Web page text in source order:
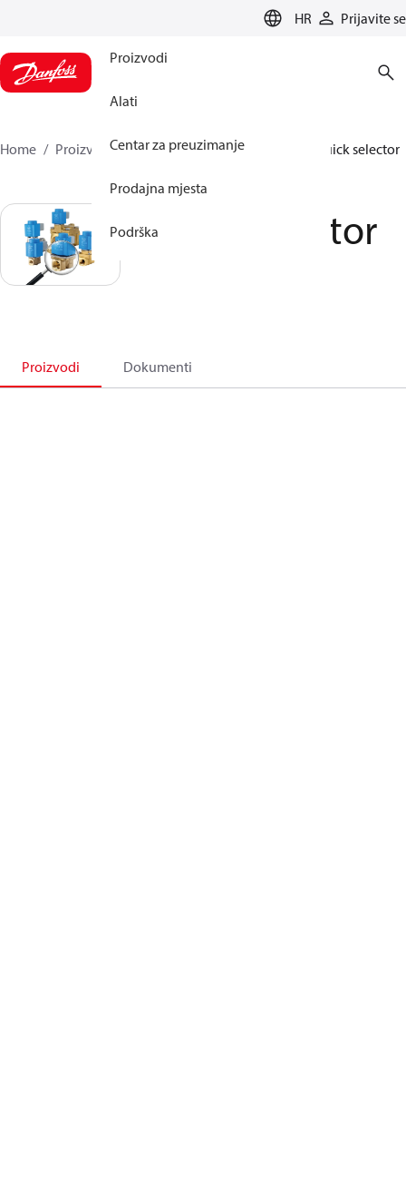
HR Prijavite se
Proizvodi
Alati
Centar za preuzimanje
Prodajna mjesta
Podrška
Home Proizvodi Sensing solutions Quick selector
Quick selector
Proizvodi Dokumenti